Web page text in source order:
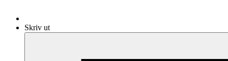
Skriv ut